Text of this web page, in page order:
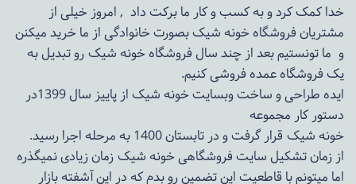
خدا کمک کرد و به کسب و کار ما برکت داد , امروز خیلی از
مشتریان فروشگاه خونه شیک بصورت خانوادگی از ما خرید میکنن
و ما تونستیم بعد از چند سال فروشگاهخونه شیکرو تبدیل به
یک فروشگاه عمده فروشی کنیم.
ایده طراحی و ساخت وبسایت خونه شیک از پاییز سال 1399در
دستور کار مجموعه
خونه شیک قرار گرفت و در تابستان 1400 به مرحله اجرا رسید.
از زمان تشکیل سایت فروشگاهیخونه شیکزمان زیادی نمیگذره
اما میتونم با قاطعیت این تضمین رو بدم که در این آشفته بازار